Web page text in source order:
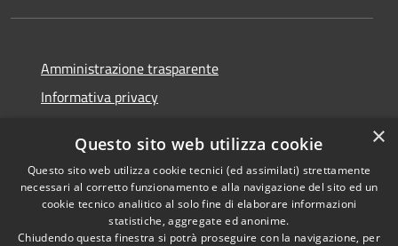
Amministrazione trasparente
Informativa privacy
Dichiarazione di accessibilità
×
Questo sito web utilizza cookie
Questo sito web utilizza cookie tecnici (ed assimilati) strettamente
necessari al corretto funzionamento e alla navigazione del sito ed un
cookie tecnico analitico al solo fine di elaborare informazioni
statistiche, aggregate ed anonime.
Chiudendo questa finestra si potrà proseguire con la navigazione, per